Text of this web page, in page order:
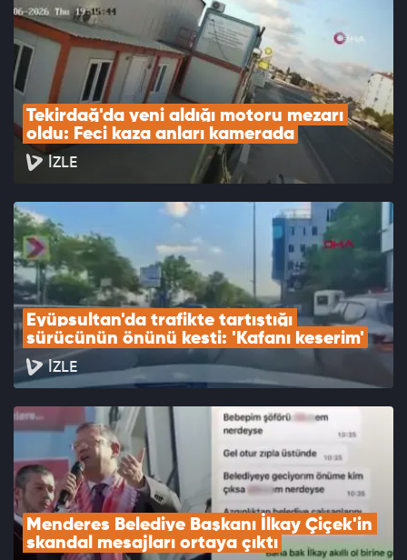
Tekirdağ'da yeni aldığı motoru mezarı
oldu: Feci kaza anları kamerada
İZLE
Eyüpsultan'da trafikte tartıştığı
sürücünün önünü kesti: 'Kafanı keserim'
İZLE
Menderes Belediye Başkanı İlkay Çiçek'in
skandal mesajları ortaya çıktı